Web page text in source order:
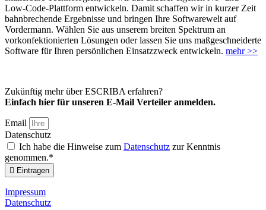
Low-Code-Plattform entwickeln. Damit schaffen wir in kurzer Zeit
bahnbrechende Ergebnisse und bringen Ihre Softwarewelt auf
Vordermann. Wählen Sie aus unserem breiten Spektrum an
vorkonfektionierten Lösungen oder lassen Sie uns maßgeschneiderte
Software für Ihren persönlichen Einsatzzweck entwickeln. mehr >>
Zukünftig mehr über ESCRIBA erfahren?
Einfach hier für unseren E-Mail Verteiler anmelden.
Email
Datenschutz
Ich habe die Hinweise zum Datenschutz zur Kenntnis
genommen.*
Eintragen
Impressum
Datenschutz